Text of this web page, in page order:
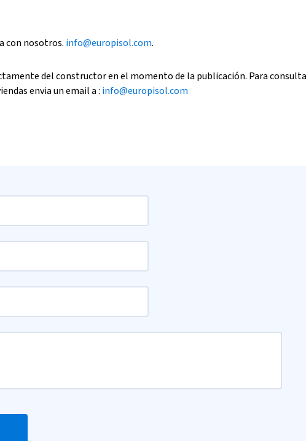
con nosotros. info@europisol.com.
del constructor en el momento de la publicación. Para
envia un email a : info@europisol.com